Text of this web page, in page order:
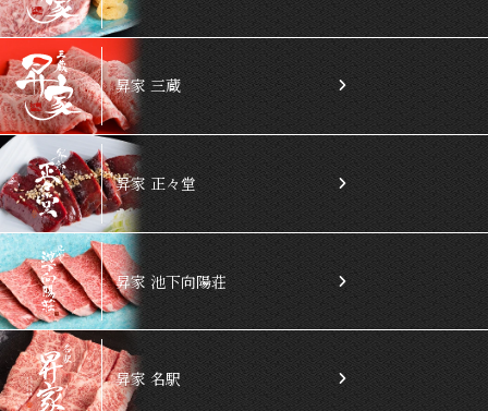
昇家 三蔵
昇家 正々堂
昇家 池下向陽荘
昇家 名駅